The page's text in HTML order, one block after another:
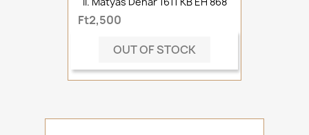
Ft2,500
OUT OF STOCK